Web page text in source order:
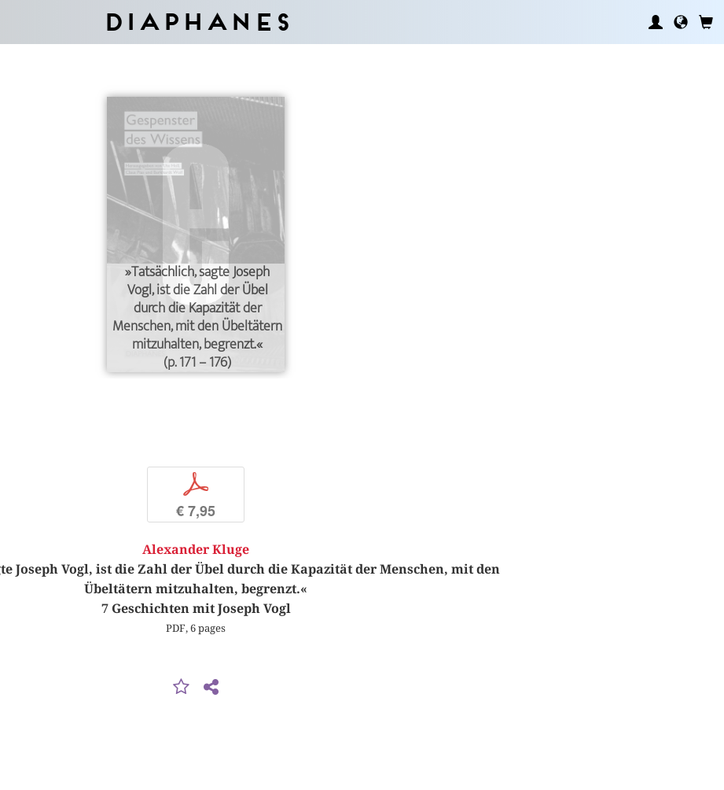
Diaphanes
»Tatsächlich, sagte Joseph
Vogl, ist die Zahl der Übel
durch die Kapazität der
Menschen, mit den Übeltätern
mitzuhalten, begrenzt.«
(p. 171 – 176)
p
€ 7,95
Alexander Kluge
Joseph Vogl, ist die Zahl der Übel durch die Kapazität der Menschen, mit den
Übeltätern mitzuhalten, begrenzt.«
7 Geschichten mit Joseph Vogl
PDF, 6 pages